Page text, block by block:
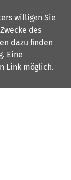
willigen Sie
des
dazu finden
. Eine
Link möglich.